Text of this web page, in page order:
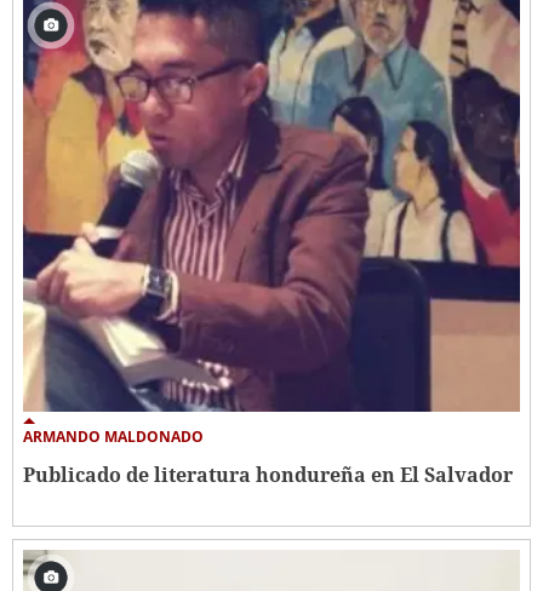
ARMANDO MALDONADO
Publicado de literatura hondureña en El Salvador